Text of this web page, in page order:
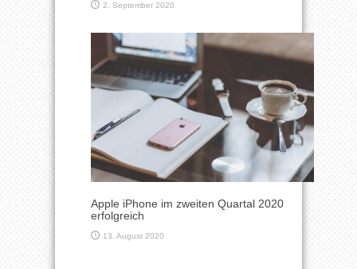
2. September 2020
Apple iPhone im zweiten Quartal 2020
erfolgreich
13. August 2020